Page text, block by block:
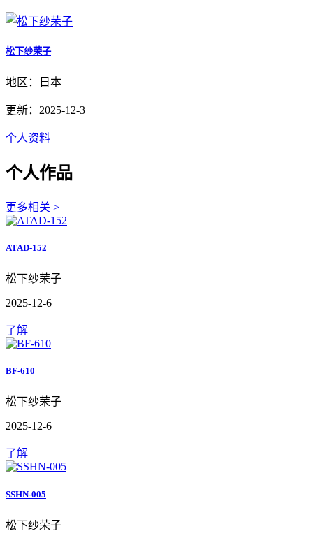
松下纱荣子
地区：日本
更新：2025-12-3
个人资料
个人作品
更多相关 >
ATAD-152
松下纱荣子
2025-12-6
了解
BF-610
松下纱荣子
2025-12-6
了解
SSHN-005
松下纱荣子